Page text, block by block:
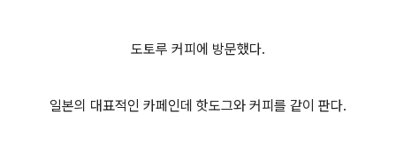
도토루 커피에 방문했다.
일본의 대표적인 카페인데 핫도그와 커피를 같이 판다.